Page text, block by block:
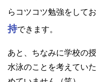
らコツコツ勉強をしてお
持できます。
あと、ちなみに学校の
水泳のことを考えてい